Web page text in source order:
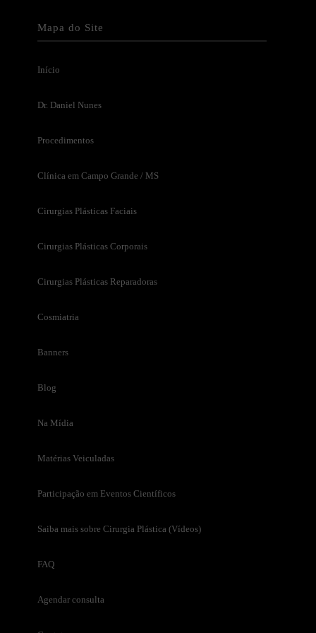
Mapa do Site
Início
Dr. Daniel Nunes
Procedimentos
Clínica em Campo Grande / MS
Cirurgias Plásticas Faciais
Cirurgias Plásticas Corporais
Cirurgias Plásticas Reparadoras
Cosmiatria
Banners
Blog
Na Mídia
Matérias Veiculadas
Participação em Eventos Científicos
Saiba mais sobre Cirurgia Plástica (Vídeos)
FAQ
Agendar consulta